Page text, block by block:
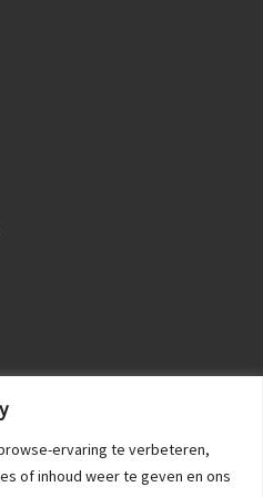
ervaring te verbeteren,
of inhoud weer te geven en ons